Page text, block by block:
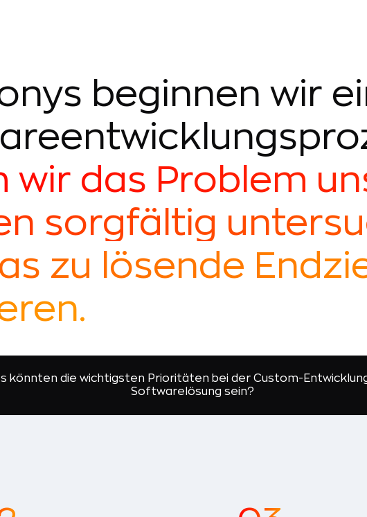
beginnen wir
wir das Problem
sorgfältig
zu lösende
könnten die wichtigsten Prioritäten bei der Custom-
Softwarelösung sein?